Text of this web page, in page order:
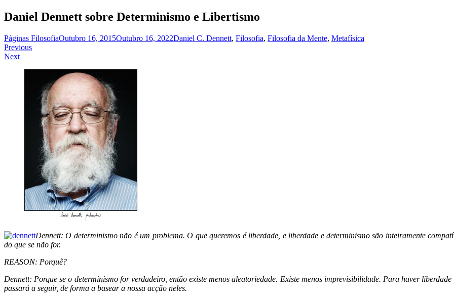
Daniel Dennett sobre Determinismo e Libertismo
Páginas FilosofiaOutubro 16, 2015Outubro 16, 2022Daniel C. Dennett, Filosofia, Filosofia da Mente, Metafísica
Navegação
de
Previous
Next
Dennett: O determinismo não é um problema. O que queremos é liberdade, e liberdade e determinismo são inteiramente
do que se não for.
REASON: Porquê?
Dennett: Porque se o determinismo for verdadeiro, então existe menos aleatoriedade. Existe menos imprevisibilidade. Para haver
passará a seguir, de forma a basear a nossa acção neles.